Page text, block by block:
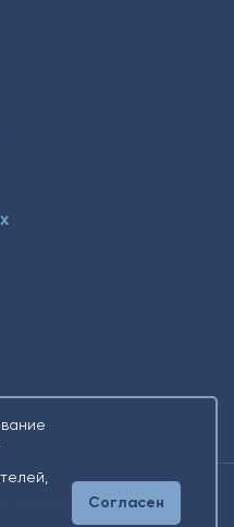
издание Информационное
Согласен